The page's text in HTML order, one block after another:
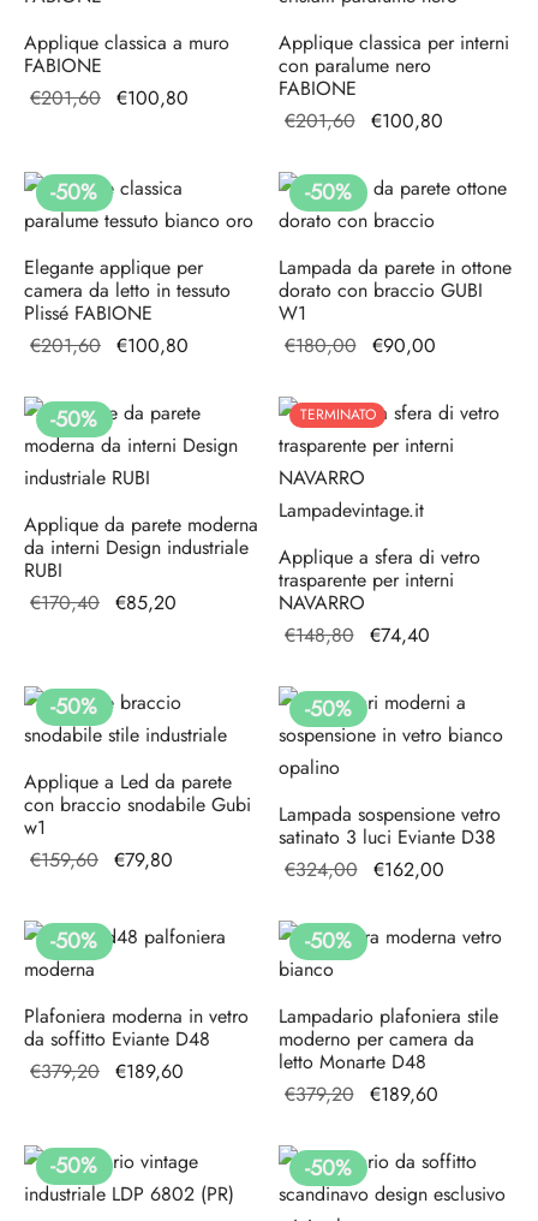
Applique classica a muro
FABIONE
€201,60 Il prezzo
€201,60.
€100,80
Applique classica per interni
con paralume nero
FABIONE
€201,60 Il prezzo
era:
€201,60.
€100,80
€100,80.
-50%
Elegante applique per
camera da letto in tessuto
Plissé FABIONE
€201,60 Il prezzo
era:
€201,60.
€100,80
€100,80.
-50%
Lampada da parete in ottone
dorato con braccio GUBI
W1
€180,00 Il prezzo
era:
€180,00.
€90,00
è:
€90,00.
-50%
Applique da parete moderna
da interni Design industriale
RUBI
€170,40 Il prezzo
€170,40.
€85,20
€85,20.
TERMINATO
Applique a sfera di vetro
trasparente per interni
NAVARRO
€148,80 Il prezzo
era:
€148,80.
€74,40
attuale
-50%
Applique a Led da parete
con braccio snodabile Gubi
w1
€159,60 Il prezzo
€159,60.
€79,80
è:
-50%
Lampada sospensione vetro
satinato 3 luci Eviante D38
€324,00 Il prezzo
era:
€162,00
€162,00.
-50%
Plafoniera moderna in vetro
da soffitto Eviante D48
€379,20 Il prezzo
€379,20.
€189,60
-50%
Lampadario plafoniera stile
moderno per camera da
letto Monarte D48
€379,20 Il prezzo
era:
€379,20.
€189,60
€189,60.
-50% -50%